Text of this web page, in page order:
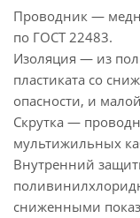
Проводник —
по ГОСТ 22483.
Изоляция — из
пластиката со
опасности, и
Скрутка —
мультижильных
Внутренний
сниженными